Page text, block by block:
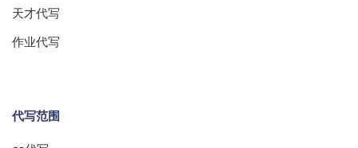
天才代写
作业代写
代写范围